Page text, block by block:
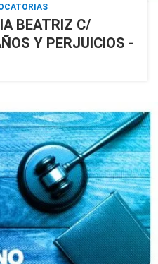
BEATRIZ C/
Y PERJUICIOS -